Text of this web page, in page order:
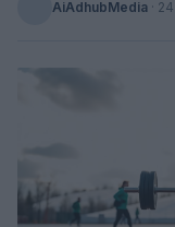
AiAdhubMedia ·